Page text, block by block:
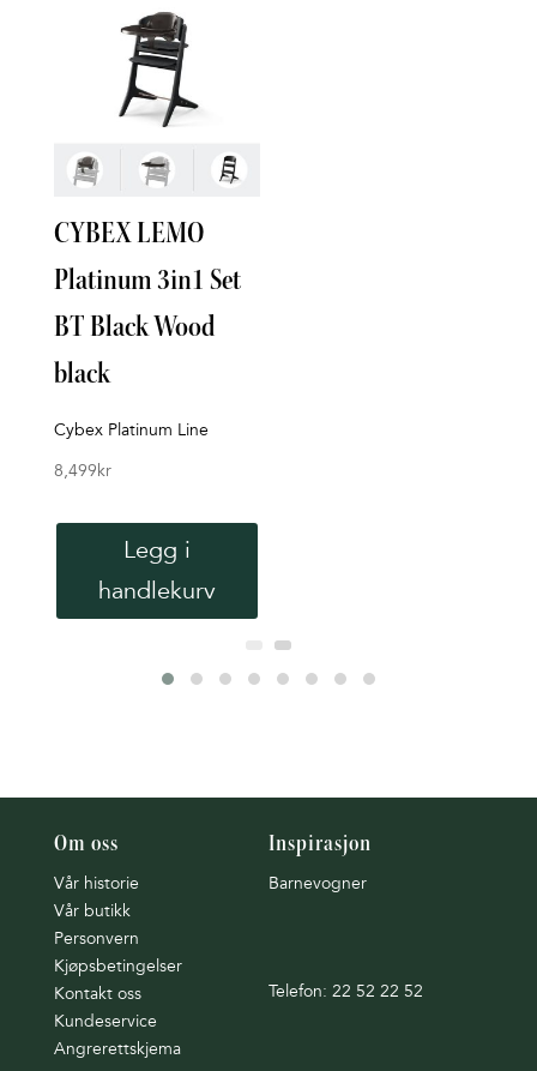
CYBEX LEMO
Platinum 3in1 Set
BT Black Wood
black
Cybex Platinum Line
8,499kr
Legg i
handlekurv
Om oss
Vår historie
Vår butikk
Personvern
Kjøpsbetingelser
Kontakt oss
Kundeservice
Angrerettskjema
Inspirasjon
Barnevogner
Telefon: 22 52 22 52